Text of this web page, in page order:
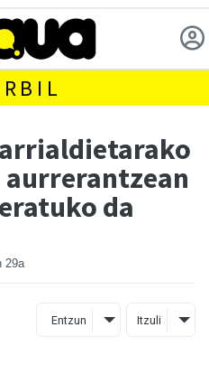
da
29a
Entzun Itzuli